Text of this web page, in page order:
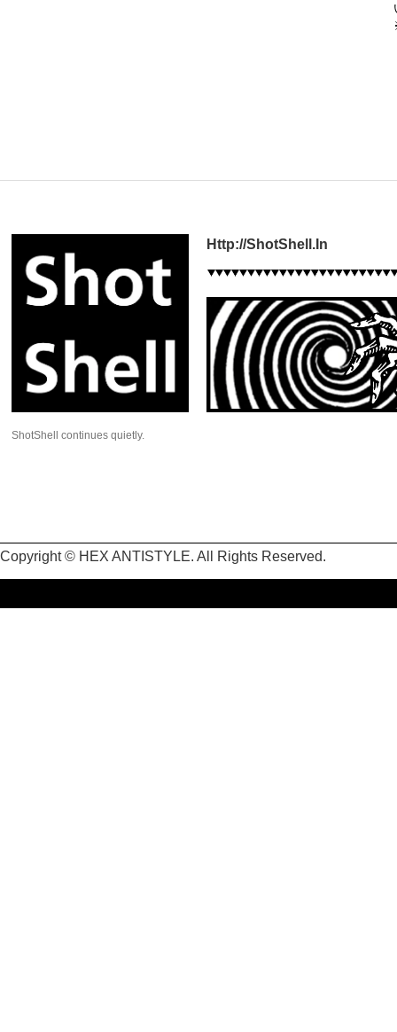
Http://ShotShell.In
ShotShell continues quietly.
Copyright © HEX ANTISTYLE. All Rights Reserved.